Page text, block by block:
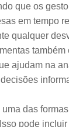
que os
em tempo
qualquer
também
ajudam na
das
pode